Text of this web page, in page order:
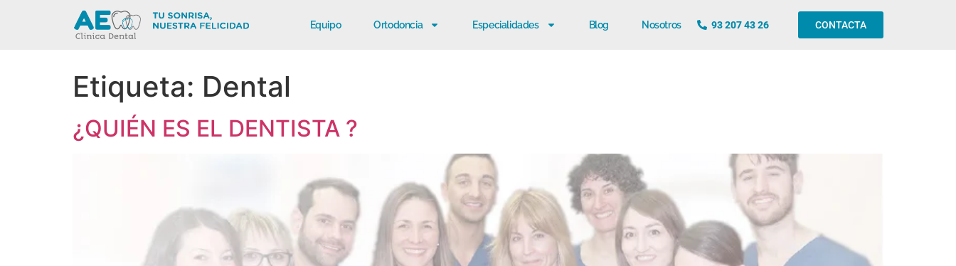
Equipo Ortodoncia Especialidades Blog Nosotros 93 207 43 26 CONTACTA
Etiqueta: Dental
¿QUIÉN ES EL DENTISTA ?